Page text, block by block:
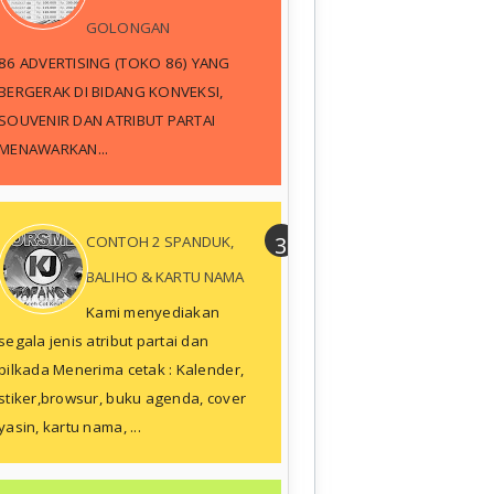
GOLONGAN
ADVERTISING (TOKO 86) YANG
DI BIDANG KONVEKSI,
DAN ATRIBUT PARTAI
CONTOH 2 SPANDUK,
BALIHO & KARTU NAMA
Kami menyediakan
jenis atribut partai dan
Menerima cetak : Kalender,
buku agenda, cover
kartu nama, ...